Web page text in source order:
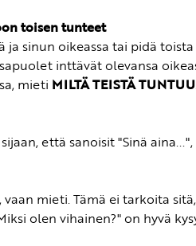
toisen tunteet
sinun oikeassa tai pidä
inttävät olevansa
mieti MILTÄ TEISTÄ TUNTUU
että sanoisit "Sinä
mieti. Tämä ei tarkoita
olen vihainen?" on hyvä